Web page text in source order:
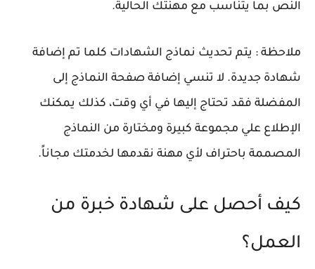
النص بما يتناسب مع مهنتك الحالية.
ملاحظة : يتم تحديث نماذج الشهادات كلما تم إضافة
شهادة جديدة. لا تنسي إضافة صفحة النماذج إلى
المفضلة فقد تحتاج إليها في أي وقت، كذلك يمكنك
الإطلاع علي مجموعة كبيرة ومختارة من النماذج
المصممة باحتراف لأي مهنة نقدمها لخدمتك مجاناً.
كيف أحصل على شهادة خبرة من
العمل؟